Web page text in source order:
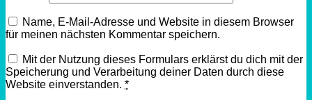
Name, E-Mail-Adresse und Website in diesem Browser
für meinen nächsten Kommentar speichern.
Mit der Nutzung dieses Formulars erklärst du dich mit der
Speicherung und Verarbeitung deiner Daten durch diese
Website einverstanden. *